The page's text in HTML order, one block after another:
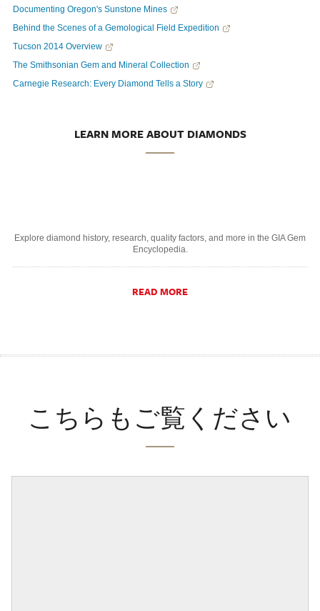
Documenting Oregon's Sunstone Mines
Behind the Scenes of a Gemological Field Expedition
Tucson 2014 Overview
The Smithsonian Gem and Mineral Collection
Carnegie Research: Every Diamond Tells a Story
LEARN MORE ABOUT DIAMONDS
Explore diamond history, research, quality factors, and more in the GIA Gem
Encyclopedia.
READ MORE
こちらもご覧ください